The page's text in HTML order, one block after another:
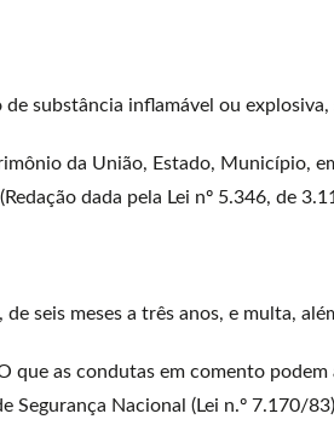
de substância inflamável ou
da União, Estado, Município,
dada pela Lei nº 5.346, de
de seis meses a três anos, e multa,
que as condutas em comento
Segurança Nacional (Lei n.º 7.170/